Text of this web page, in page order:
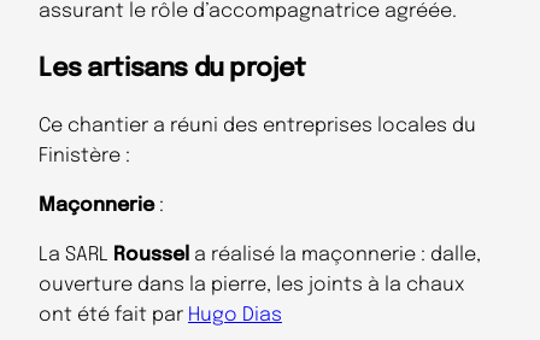
assurant le rôle d’accompagnatrice agréée.
Les artisans du projet
Ce chantier a réuni des entreprises locales du
Finistère :
Maçonnerie:
La SARL Roussel a réalisé la maçonnerie : dalle,
ouverture dans la pierre, les joints à la chaux
ont été fait par Hugo Dias